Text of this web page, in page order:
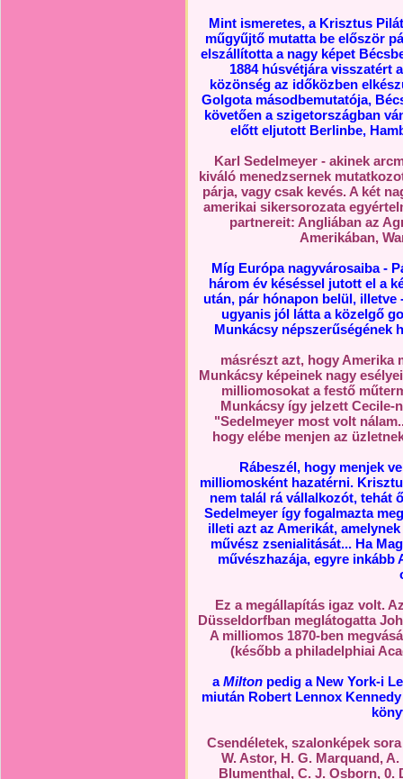
Mint ismeretes, a Krisztus
műgyűjtő mutatta be először
elszállította a nagy képet
1884 húsvétjára visszatért
közönség az időközben
Golgota másodbemutatója,
követően a szigetországban
előtt eljutott Berlinbe,
Karl Sedelmeyer - akinek
kiváló menedzsernek
párja, vagy csak kevés. A két
amerikai sikersorozata
partnereit: Angliában az
Amerikában,
Míg Európa nagyvárosaiba -
három év késéssel jutott el a
után, pár hónapon belül, illetve
ugyanis jól látta a közelgő
Munkácsy népszerűségének
másrészt azt, hogy Amerika
Munkácsy képeinek nagy
milliomosokat a festő
Munkácsy így jelzett Cecile-
"Sedelmeyer most volt
hogy elébe menjen az
Rábeszél, hogy menjek
milliomosként hazatérni.
nem talál rá vállalkozót, tehát
Sedelmeyer így fogalmazta
illeti azt az Amerikát,
művész zsenialitását... Ha
művészhazája, egyre inkább
Ez a megállapítás igaz volt.
Düsseldorfban meglátogatta
A milliomos 1870-ben
(később a philadelphiai
aMilton pedig a New York-i
miután Robert Lennox
Csendéletek, szalonképek
W. Astor, H. G. Marquand,
Blumenthal, C. J. Osborn, 0.